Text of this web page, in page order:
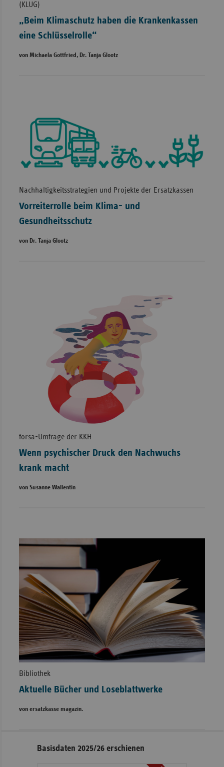
(KLUG)
„Beim Klimaschutz haben die Krankenkassen
eine Schlüsselrolle“
von Michaela Gottfried, Dr. Tanja Glootz
Nachhaltigkeitsstrategien und Projekte der Ersatzkassen
Vorreiterrolle beim Klima- und
Gesundheitsschutz
von Dr. Tanja Glootz
forsa-Umfrage der KKH
Wenn psychischer Druck den Nachwuchs
krank macht
von Susanne Wallentin
Bibliothek
Aktuelle Bücher und Loseblattwerke
von ersatzkasse magazin.
Seitennavigation
SeitenleisteBasisdaten 2025/26 erschienen